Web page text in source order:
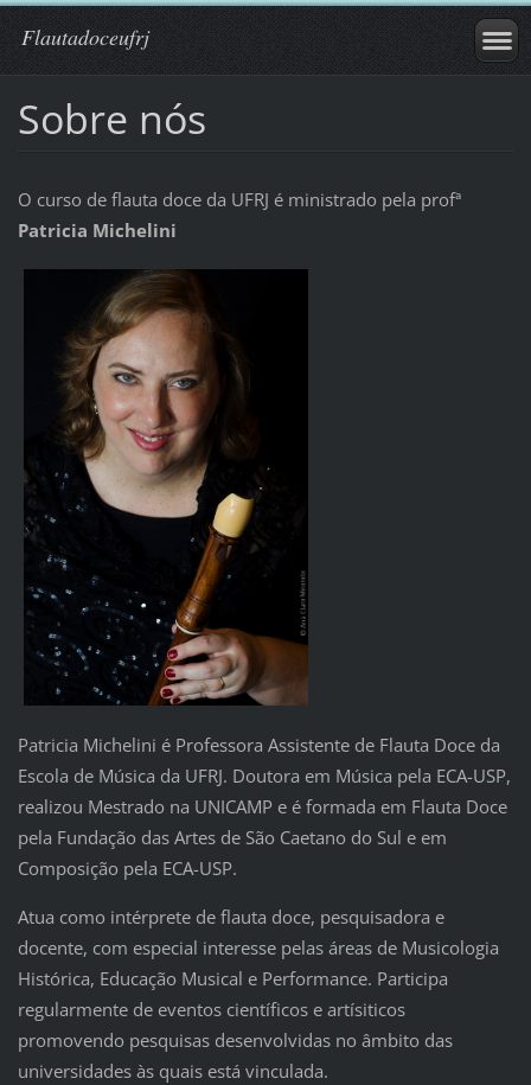
Flautadoceufrj
Sobre nós
O curso de flauta doce da UFRJ é ministrado pela profª
Patricia Michelini
Patricia Michelini é Professora Assistente de Flauta Doce da
Escola de Música da UFRJ. Doutora em Música pela ECA-USP,
realizou Mestrado na UNICAMP e é formada em Flauta Doce
pela Fundação das Artes de São Caetano do Sul e em
Composição pela ECA-USP.
Atua como intérprete de flauta doce, pesquisadora e
docente, com especial interesse pelas áreas de Musicologia
Histórica, Educação Musical e Performance. Participa
regularmente de eventos científicos e artísiticos
promovendo pesquisas desenvolvidas no âmbito das
universidades às quais está vinculada.